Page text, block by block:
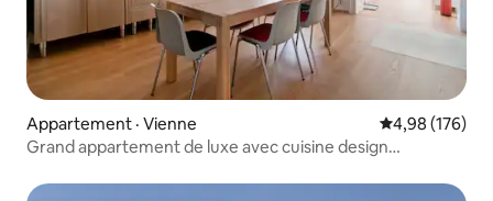
Appartement · Vienne Note
4,98 (176)
Grand appartement de luxe avec cuisine design